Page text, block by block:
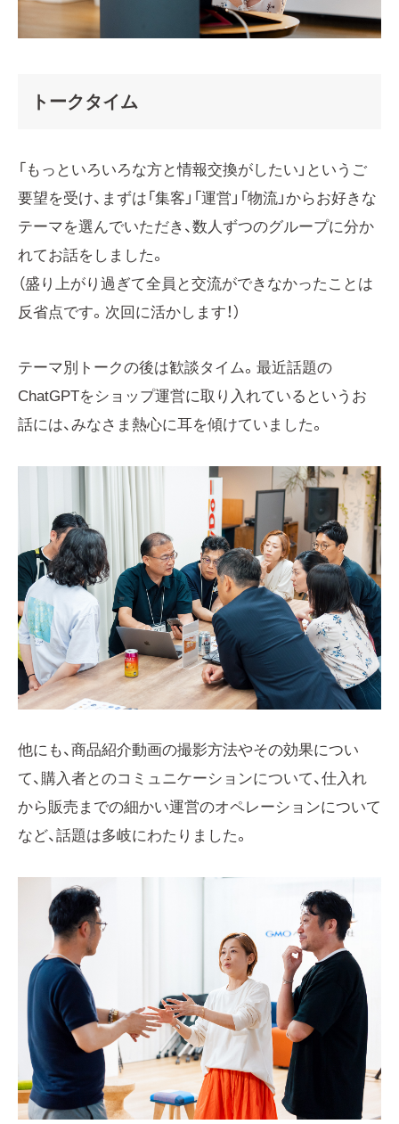
トークタイム
「もっといろいろな方と情報交換がしたい」というご
要望を受け、まずは「集客」「運営」「物流」からお好きな
テーマを選んでいただき、数人ずつのグループに分か
れてお話をしました。
（盛り上がり過ぎて全員と交流ができなかったことは
反省点です。次回に活かします！）
テーマ別トークの後は歓談タイム。最近話題の
ChatGPTをショップ運営に取り入れているというお
話には、みなさま熱心に耳を傾けていました。
他にも、商品紹介動画の撮影方法やその効果につい
て、購入者とのコミュニケーションについて、仕入れ
から販売までの細かい運営のオペレーションについて
など、話題は多岐にわたりました。